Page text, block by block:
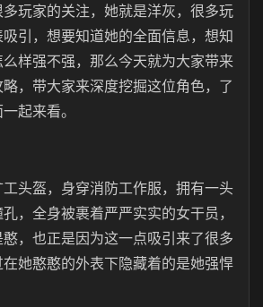
玩家的关注，她就是洋灰，很多玩
引，想要知道她的全面信息，想知
样强不强，那么今天就为大家带来
，带大家来深度挖掘这位角色，了
起来看。
头盔，身穿消防工作服，拥有一头
，全身被裹着严严实实的女干员，
，也正是因为这一点吸引来了很多
她憨憨的外表下隐藏着的是她强悍